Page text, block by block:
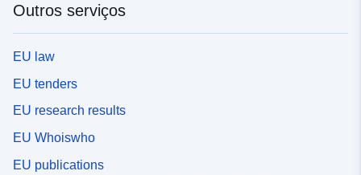
Outros serviços
EU law
EU tenders
EU research results
EU Whoiswho
EU publications